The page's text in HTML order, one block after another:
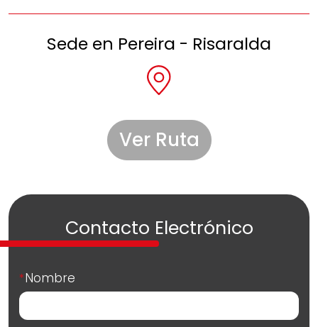
Sede en Pereira - Risaralda
Ver Ruta
Contacto Electrónico
*Nombre